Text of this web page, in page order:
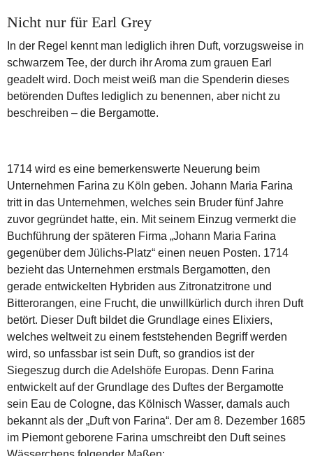
Nicht nur für Earl Grey
In der Regel kennt man lediglich ihren Duft, vorzugsweise in
schwarzem Tee, der durch ihr Aroma zum grauen Earl
geadelt wird. Doch meist weiß man die Spenderin dieses
betörenden Duftes lediglich zu benennen, aber nicht zu
beschreiben – die Bergamotte.
1714 wird es eine bemerkenswerte Neuerung beim
Unternehmen Farina zu Köln geben. Johann Maria Farina
tritt in das Unternehmen, welches sein Bruder fünf Jahre
zuvor gegründet hatte, ein. Mit seinem Einzug vermerkt die
Buchführung der späteren Firma „Johann Maria Farina
gegenüber dem Jülichs-Platz“ einen neuen Posten. 1714
bezieht das Unternehmen erstmals Bergamotten, den
gerade entwickelten Hybriden aus Zitronatzitrone und
Bitterorangen, eine Frucht, die unwillkürlich durch ihren Duft
betört. Dieser Duft bildet die Grundlage eines Elixiers,
welches weltweit zu einem feststehenden Begriff werden
wird, so unfassbar ist sein Duft, so grandios ist der
Siegeszug durch die Adelshöfe Europas. Denn Farina
entwickelt auf der Grundlage des Duftes der Bergamotte
sein Eau de Cologne, das Kölnisch Wasser, damals auch
bekannt als der „Duft von Farina“. Der am 8. Dezember 1685
im Piemont geborene Farina umschreibt den Duft seines